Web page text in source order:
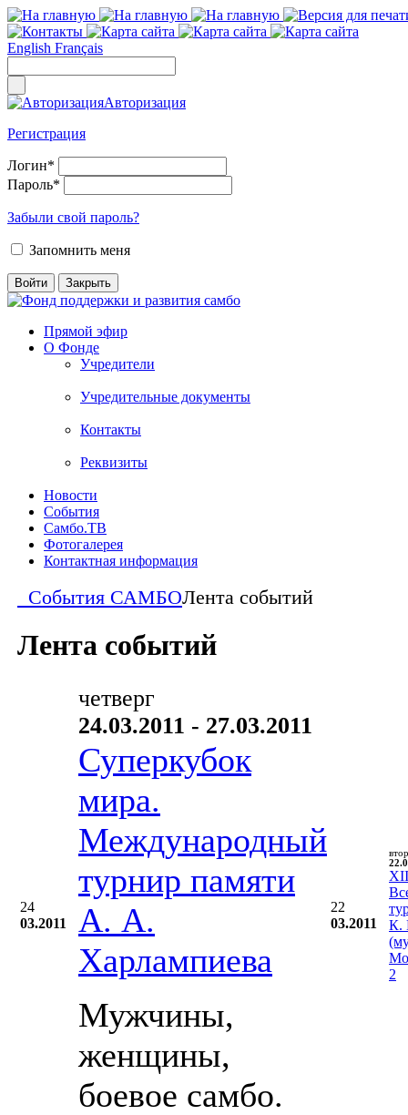
English Français
Авторизация
Регистрация
Логин*
Пароль*
Забыли свой пароль?
Запомнить меня
Прямой эфир
О Фонде
Учредители
Учредительные документы
Контакты
Реквизиты
Новости
События
Самбо.ТВ
Фотогалерея
Контактная информация
События САМБОЛента событий
Лента событий
24
03.2011
четверг
24.03.2011 - 27.03.2011
Суперкубок
мира.
Международный
турнир памяти
А. А.
Харлампиева
Мужчины,
женщины,
боевое самбо.
22
03.2011
К.
2